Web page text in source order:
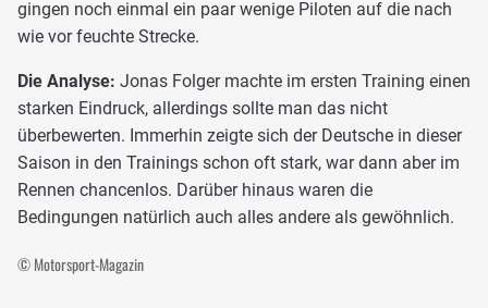
gingen noch einmal ein paar wenige Piloten auf die nach
wie vor feuchte Strecke.
Die Analyse: Jonas Folger machte im ersten Training einen
starken Eindruck, allerdings sollte man das nicht
überbewerten. Immerhin zeigte sich der Deutsche in dieser
Saison in den Trainings schon oft stark, war dann aber im
Rennen chancenlos. Darüber hinaus waren die
Bedingungen natürlich auch alles andere als gewöhnlich.
© Motorsport-Magazin